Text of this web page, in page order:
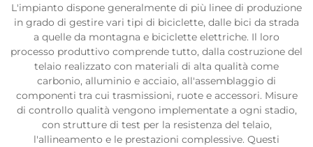
L'impianto dispone generalmente di più linee di produzione
in grado di gestire vari tipi di biciclette, dalle bici da strada
a quelle da montagna e biciclette elettriche. Il loro
processo produttivo comprende tutto, dalla costruzione del
telaio realizzato con materiali di alta qualità come
carbonio, alluminio e acciaio, all'assemblaggio di
componenti tra cui trasmissioni, ruote e accessori. Misure
di controllo qualità vengono implementate a ogni stadio,
con strutture di test per la resistenza del telaio,
l'allineamento e le prestazioni complessive. Questi